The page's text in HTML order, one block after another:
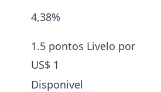
4,38%
1.5 pontos Livelo por
US$ 1
Disponivel